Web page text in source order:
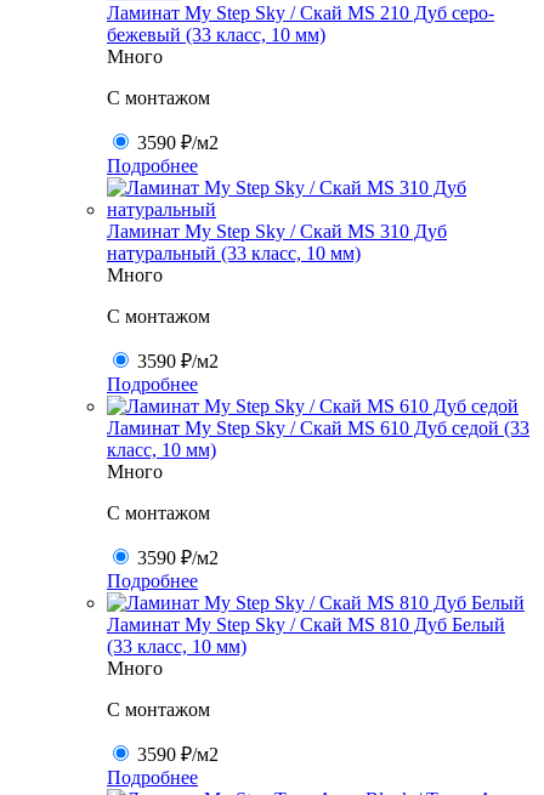
Ламинат My Step Sky / Скай MS 210 Дуб серо-
бежевый (33 класс, 10 мм)
Много
C монтажом
3590 ₽/м2
Подробнее
Ламинат My Step Sky / Скай MS 310 Дуб
натуральный (33 класс, 10 мм)
Много
C монтажом
3590 ₽/м2
Подробнее
Ламинат My Step Sky / Скай MS 610 Дуб седой (33
класс, 10 мм)
Много
C монтажом
3590 ₽/м2
Подробнее
Ламинат My Step Sky / Скай MS 810 Дуб Белый
(33 класс, 10 мм)
Много
C монтажом
3590 ₽/м2
Подробнее